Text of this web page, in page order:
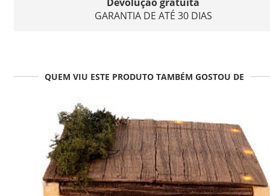
Devolução gratuita
GARANTIA DE ATÉ 30 DIAS
QUEM VIU ESTE PRODUTO TAMBÉM GOSTOU DE